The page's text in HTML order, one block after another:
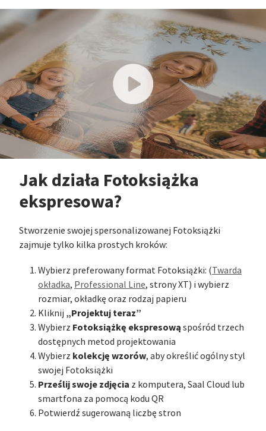
Jak działa Fotoksiążka
ekspresowa?
Stworzenie swojej spersonalizowanej Fotoksiążki
zajmuje tylko kilka prostych kroków:
Wybierz preferowany format Fotoksiążki: (Twarda
okładka, Professional Line, strony XT) i wybierz
rozmiar, okładkę oraz rodzaj papieru
Kliknij „Projektuj teraz”
Wybierz Fotoksiążkę ekspresową spośród trzech
dostępnych metod projektowania
Wybierz kolekcję wzorów, aby określić ogólny styl
swojej Fotoksiążki
Prześlij swoje zdjęcia z komputera, Saal Cloud lub
smartfona za pomocą kodu QR
Potwierdź sugerowaną liczbę stron